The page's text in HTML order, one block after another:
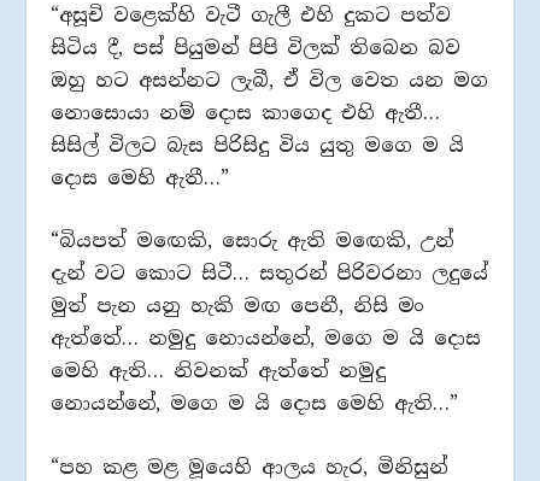
“අසූචි වළෙක්හි වැටී ගැලී එහි දුකට පත්ව
සිටිය දී, පස් පියුමන් පිපි විලක් තිබෙන බව
ඔහු හට අසන්නට ලැබී, ඒ විල වෙත යන මග
නොසොයා නම් දොස කාගෙද එහි ඇතී…
සිසිල් විලට බැස පිරිසිදු විය යුතු මගෙ ම යි
දොස මෙහි ඇතී…”
“බියපත් මඟෙකි, සොරු ඇති මඟෙකි, උන්
දැන් වට කොට සිටී… සතුරන් පිරිවරනා ලදුයේ
මුත් පැන යනු හැකි මඟ පෙනී, නිසි මං
ඇත්තේ… නමුදු නොයන්නේ, මගෙ ම යි දොස
මෙහි ඇති… නිවනක් ඇත්තේ නමුදු
නොයන්නේ, මගෙ ම යි දොස මෙහි ඇති…”
“පහ කළ මළ මූයෙහි ආලය හැර, මිනිසුන්